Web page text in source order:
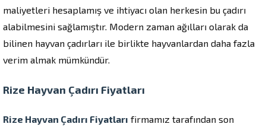
maliyetleri hesaplamış ve ihtiyacı olan herkesin bu çadırı
alabilmesini sağlamıştır. Modern zaman ağılları olarak da
bilinen hayvan çadırları ile birlikte hayvanlardan daha fazla
verim almak mümkündür.
Rize Hayvan Çadırı Fiyatları
Rize Hayvan Çadırı Fiyatları firmamız tarafından son